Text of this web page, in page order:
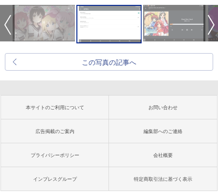
この写真の記事へ
本サイトのご利用について お問い合わせ
広告掲載のご案内 編集部へのご連絡
プライバシーポリシー 会社概要
インプレスグループ 特定商取引法に基づく表示